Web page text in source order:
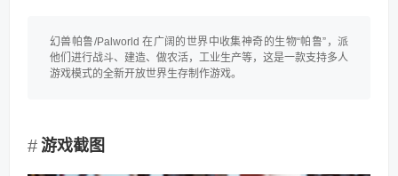
幻兽帕鲁/Palworld 在广阔的世界中收集神奇的生物“帕鲁”，派
他们进行战斗、建造、做农活，工业生产等，这是一款支持多人
游戏模式的全新开放世界生存制作游戏。
游戏截图